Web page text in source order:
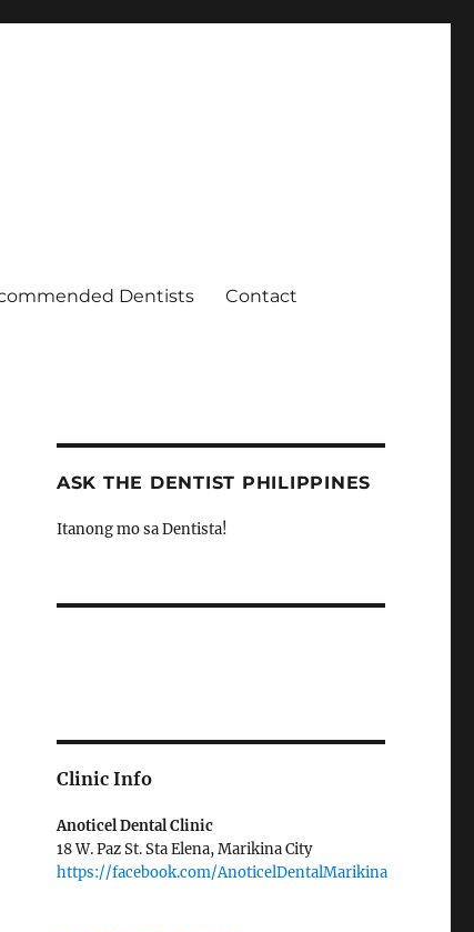
Dentists Contact
ASK THE DENTIST PHILIPPINES
Itanong mo sa Dentista!
Clinic Info
Anoticel Dental Clinic
18 W. Paz St. Sta Elena, Marikina City
https://facebook.com/AnoticelDentalMarikina